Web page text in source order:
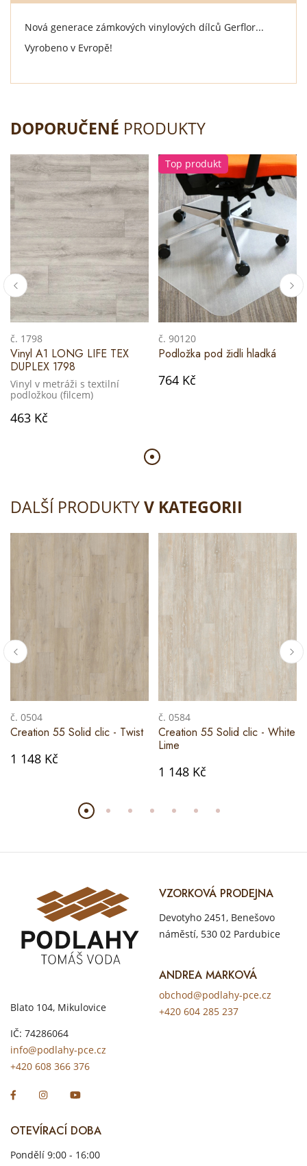
Nová generace zámkových vinylových dílců Gerflor...
Vyrobeno v Evropě!
DOPORUČENÉ PRODUKTY
č. 1798
Vinyl A1 LONG LIFE TEX
DUPLEX 1798
Vinyl v metráži s textilní
podložkou (filcem)
463 Kč
Top produkt
č. 90120
Podložka pod židli hladká
764 Kč
DALŠÍ PRODUKTYV KATEGORII
č. 0504
Creation 55 Solid clic - Twist
1 148 Kč
č. 0584
Creation 55 Solid clic - White
Lime
1 148 Kč
Blato 104, Mikulovice
IČ: 74286064
info@podlahy-pce.cz
+420 608 366 376
VZORKOVÁ PRODEJNA
Devotyho 2451, Benešovo
náměstí, 530 02 Pardubice
ANDREA MARKOVÁ
obchod@podlahy-pce.cz
+420 604 285 237
OTEVÍRACÍ DOBA
Pondělí 9:00 - 16:00